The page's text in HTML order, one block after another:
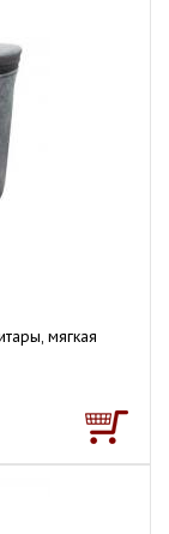
мягкая